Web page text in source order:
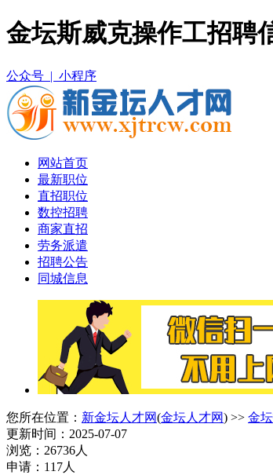
金坛斯威克操作工招聘
公众号 | 小程序
网站首页
最新职位
直招职位
数控招聘
商家直招
劳务派遣
招聘公告
同城信息
您所在位置： 新金坛人才网(金坛人才网) >> 金
更新时间：2025-07-07
浏览：26736人
申请：117人